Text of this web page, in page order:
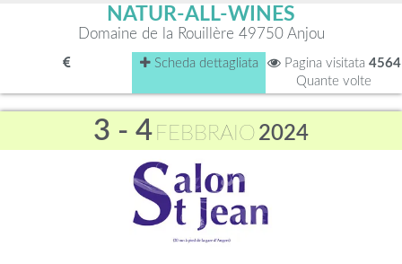
NATUR-ALL-WINES
Domaine de la Rouillère 49750 Anjou
Scheda dettagliata Pagina visitata 4564
Quante volte
3 - 4 FEBBRAIO 2024